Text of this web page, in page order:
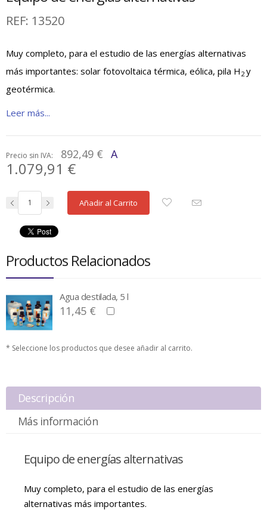
REF: 13520
Muy completo, para el estudio de las energías alternativas
más importantes: solar fotovoltaica térmica, eólica, pila H 2 y
geotérmica.
Leer más...
Precio sin IVA: 892,49 € A
1.079,91 €
Añadir al Carrito
Productos Relacionados
Agua destilada, 5 l
11,45 €
* Seleccione los productos que desee añadir al carrito.
Descripción
Más información
Equipo de energías alternativas
Muy completo, para el estudio de las energías
alternativas más importantes.